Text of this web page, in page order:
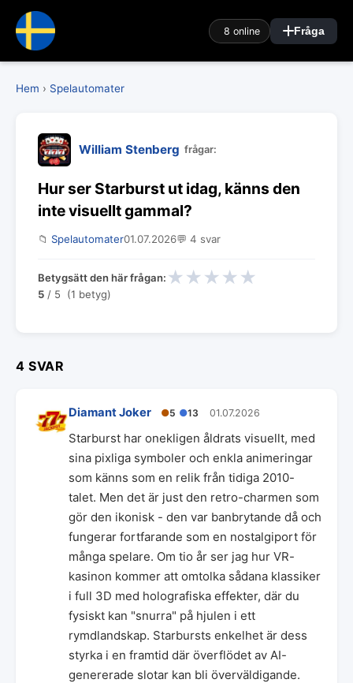
8 online Fråga
Hem › Spelautomater
William Stenberg frågar:
Hur ser Starburst ut idag, känns den
inte visuellt gammal?
📁 Spelautomater01.07.2026💬 4 svar
Betygsätt den här frågan: ★ ★ ★ ★ ★
5 / 5 (1 betyg)
4 SVAR
Diamant Joker ●5 ●13 01.07.2026
Starburst har onekligen åldrats visuellt, med
sina pixliga symboler och enkla animeringar
som känns som en relik från tidiga 2010-
talet. Men det är just den retro-charmen som
gör den ikonisk - den var banbrytande då och
fungerar fortfarande som en nostalgiport för
många spelare. Om tio år ser jag hur VR-
kasinon kommer att omtolka sådana klassiker
i full 3D med holografiska effekter, där du
fysiskt kan "snurra" på hjulen i ett
rymdlandskap. Starbursts enkelhet är dess
styrka i en framtid där överflödet av AI-
genererade slotar kan bli överväldigande.